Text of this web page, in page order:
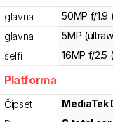
glavna
50MP f/1.9
glavna
5MP
selfi
16MP f/2.5
Platforma
Čipset MediaTek